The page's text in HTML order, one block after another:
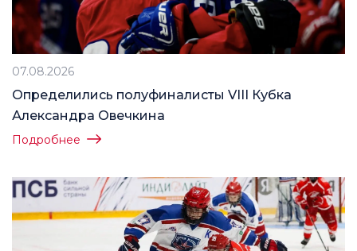
07.08.2026
Определились полуфиналисты VIII Кубка
Александра Овечкина
Подробнее